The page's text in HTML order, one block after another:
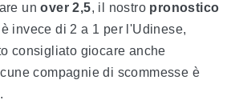
unover 2,5, il nostro pronostico
invece di 2 a 1 per l'Udinese,
consigliato giocare anche
compagnie di scommesse è